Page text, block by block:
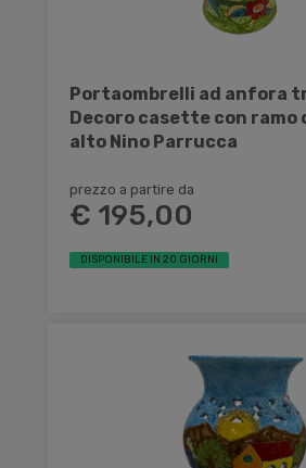
Portaombrelli ad anfora
Decoro casette con ramo
alto Nino Parrucca
prezzo a partire da
€ 195,00
DISPONIBILE IN 20 GIORNI